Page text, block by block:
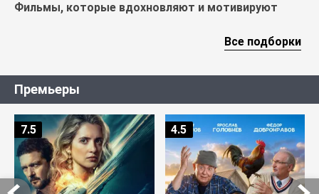
Фильмы, которые вдохновляют и мотивируют
Все подборки
Премьеры
7.5 4.5